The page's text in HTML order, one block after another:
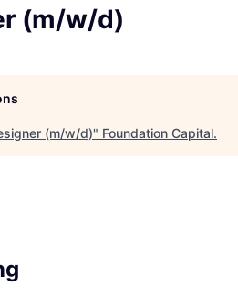
(m/w/d)
(m/w/d)" Foundation Capital.